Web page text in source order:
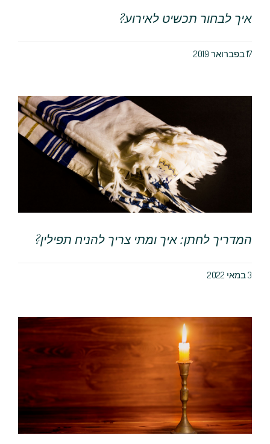
איך לבחור תכשיט לאירוע?
המדריך לחתן: איך ומתי צריך להניח תפילין?